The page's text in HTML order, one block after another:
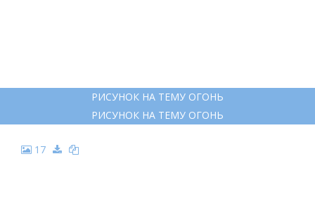
РИСУНОК НА ТЕМУ ОГОНЬ
РИСУНОК НА ТЕМУ ОГОНЬ
17